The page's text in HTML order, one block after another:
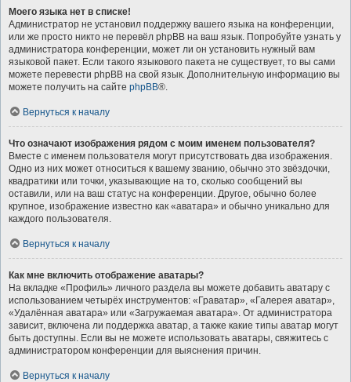
Моего языка нет в списке!
Администратор не установил поддержку вашего языка на конференции,
или же просто никто не перевёл phpBB на ваш язык. Попробуйте узнать у
администратора конференции, может ли он установить нужный вам
языковой пакет. Если такого языкового пакета не существует, то вы сами
можете перевести phpBB на свой язык. Дополнительную информацию вы
можете получить на сайте phpBB®.
Вернуться к началу
Что означают изображения рядом с моим именем пользователя?
Вместе с именем пользователя могут присутствовать два изображения.
Одно из них может относиться к вашему званию, обычно это звёздочки,
квадратики или точки, указывающие на то, сколько сообщений вы
оставили, или на ваш статус на конференции. Другое, обычно более
крупное, изображение известно как «аватара» и обычно уникально для
каждого пользователя.
Вернуться к началу
Как мне включить отображение аватары?
На вкладке «Профиль» личного раздела вы можете добавить аватару с
использованием четырёх инструментов: «Граватар», «Галерея аватар»,
«Удалённая аватара» или «Загружаемая аватара». От администратора
зависит, включена ли поддержка аватар, а также какие типы аватар могут
быть доступны. Если вы не можете использовать аватары, свяжитесь с
администратором конференции для выяснения причин.
Вернуться к началу